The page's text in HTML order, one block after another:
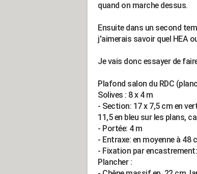
quand on marche dessus.
Ensuite dans un second
j'aimerais savoir quel HEA
Je vais donc essayer de
Plafond salon du RDC
Solives : 8 x 4 m
- Section: 17 x 7,5 cm en
11,5 en bleu sur les plans,
- Portée: 4 m
- Entraxe: en moyenne à 48
- Fixation par
Plancher :